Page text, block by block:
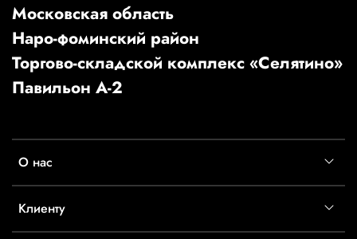
О нас
Клиенту
Московская область
Наро-фоминский район
Торгово-складской комплекс «Селятино»
Павильон А-2